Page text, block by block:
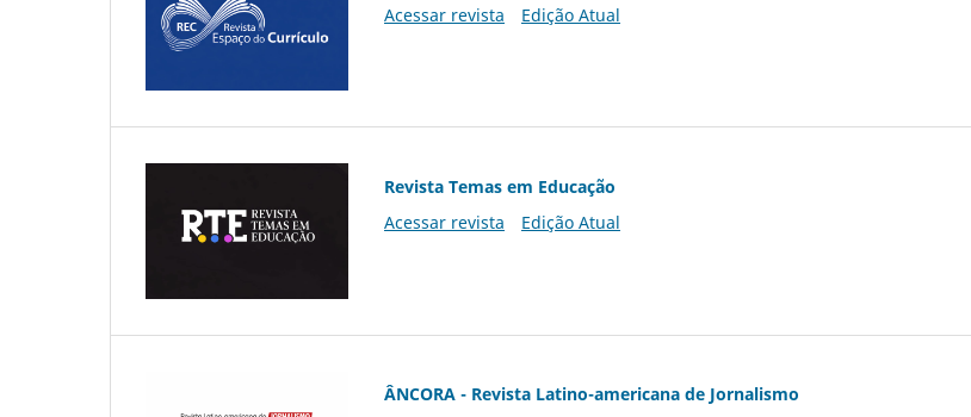
Acessar revista
Edição Atual
Revista Temas em Educação
Acessar revista
Edição Atual
ÂNCORA - Revista Latino-americana de Jornalismo